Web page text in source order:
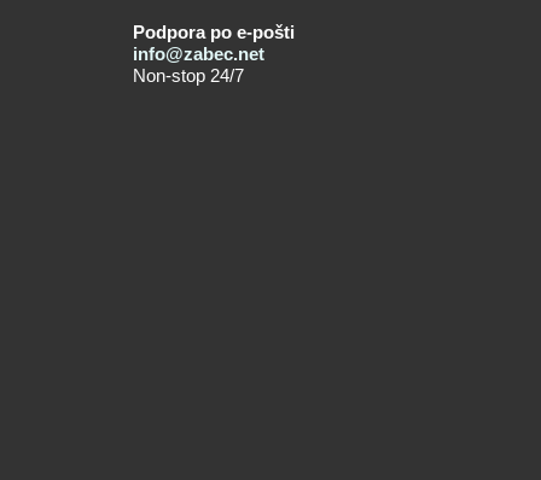
Podpora po e-pošti
info@zabec.net
Non-stop 24/7